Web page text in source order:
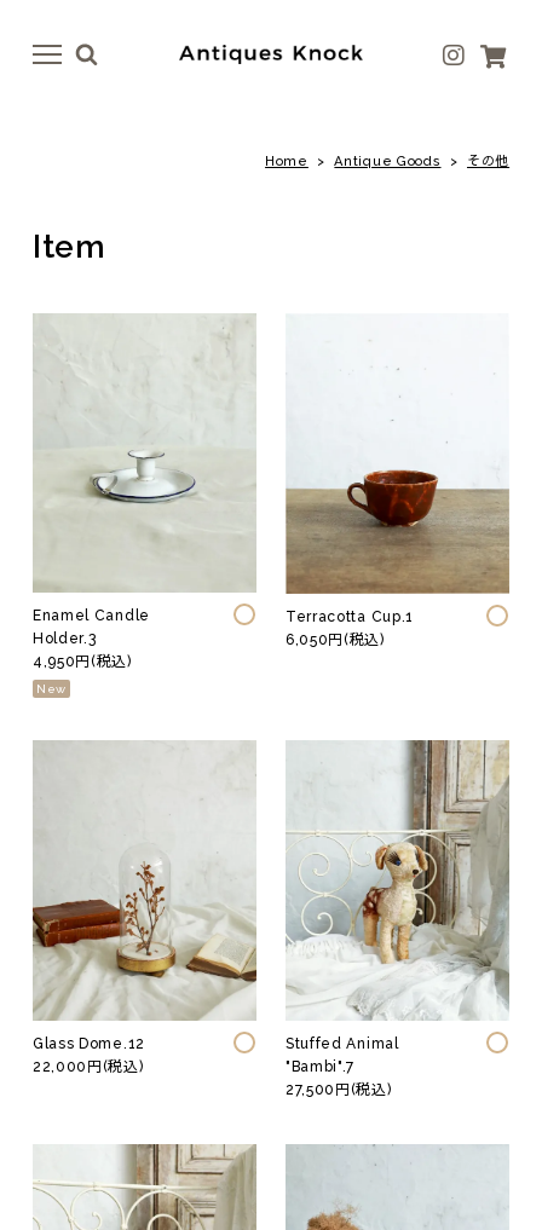
menu
menu
照明
ファブリック
Home >Antique Goods > その他
Item
Enamel Candle
Holder.3
4,950円(税込)
New
Terracotta Cup.1
6,050円(税込)
Glass Dome.12
22,000円(税込)
Stuffed Animal
"Bambi".7
27,500円(税込)